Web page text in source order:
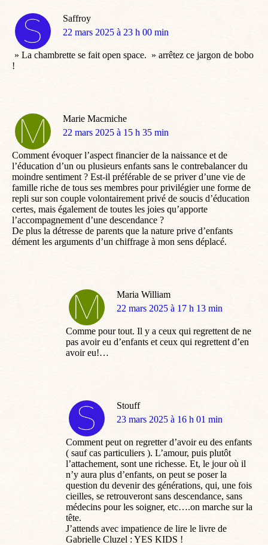
Saffroy
dit
22 mars 2025 à 23 h 00 min
» La chambrette se fait open space. » arrêtez ce jargon de bobo
!
Marie Macmiche
dit
22 mars 2025 à 15 h 35 min
Comment évoquer l’aspect financier de la naissance et de
l’éducation d’un ou plusieurs enfants sans le contrebalancer du
moindre sentiment ? Est-il préférable de se priver d’une vie de
famille riche de tous ses membres pour privilégier une forme de
repli sur son couple volontairement privé de soucis d’éducation
certes, mais également de toutes les joies qu’apporte
l’accompagnement d’une descendance ?
De plus la détresse de parents que la nature prive d’enfants
dément les arguments d’un chiffrage à mon sens déplacé.
Maria William
dit
22 mars 2025 à 17 h 13 min
Comme pour tout. Il y a ceux qui regrettent de ne
pas avoir eu d’enfants et ceux qui regrettent d’en
avoir eu!…
Stouff
dit
23 mars 2025 à 16 h 01 min
Comment peut on regretter d’avoir eu des enfants
( sauf cas particuliers ). L’amour, puis plutôt
l’attachement, sont une richesse. Et, le jour où il
n’y aura plus d’enfants, on peut se poser la
question du devenir des générations, qui, une fois
cieilles, se retrouveront sans descendance, sans
médecins pour les soigner, etc….on marche sur la
tête.
J’attends avec impatience de lire le livre de
Gabrielle Cluzel : YES KIDS !